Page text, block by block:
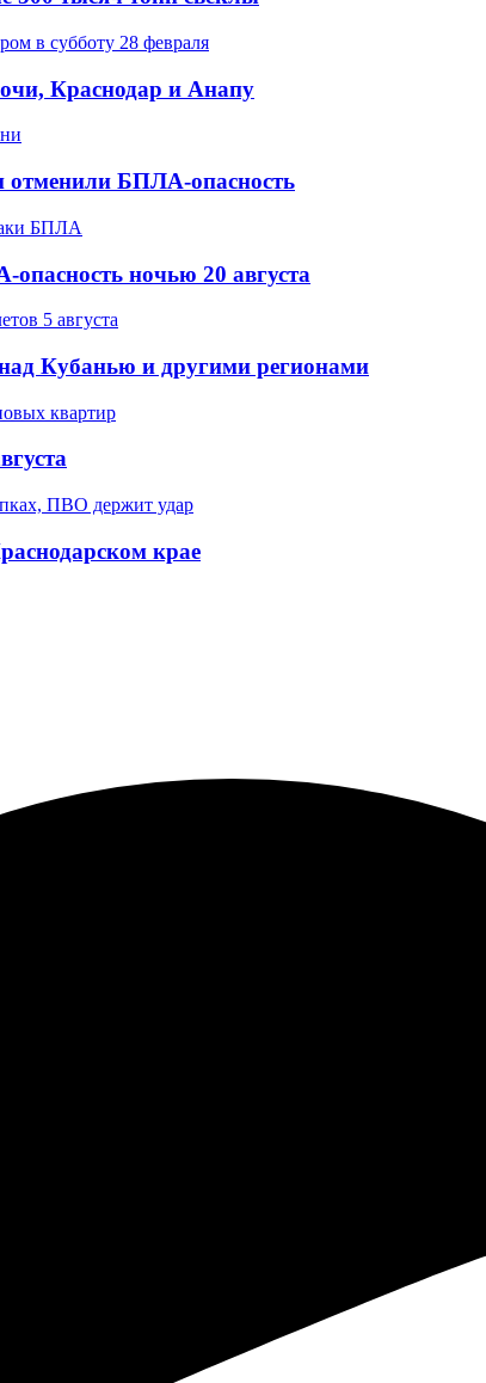
Краснодар и Анапу
отменили БПЛА-опасность
ночью 20 августа
Кубанью и другими регионами
крае